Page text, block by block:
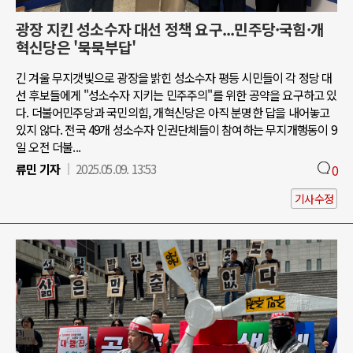
광장 지킨 성소수자 대선 정책 요구...민주당·국힘·개
혁신당은 '묵묵부답'
긴 겨울 무지갯빛으로 광장을 밝힌 성소수자 평등 시민들이 각 정당 대
선 후보들에게 "성소수자 지키는 민주주의"를 위한 공약을 요구하고 있
다. 더불어민주당과 국민의힘, 개혁신당은 아직 분명한 답을 내어놓고
있지 않다. 전국 49개 성소수자 인권단체들이 참여하는 무지개행동이 9
일 오전 더불...
류민 기자
2025.05.09. 13:53 0
기사수정